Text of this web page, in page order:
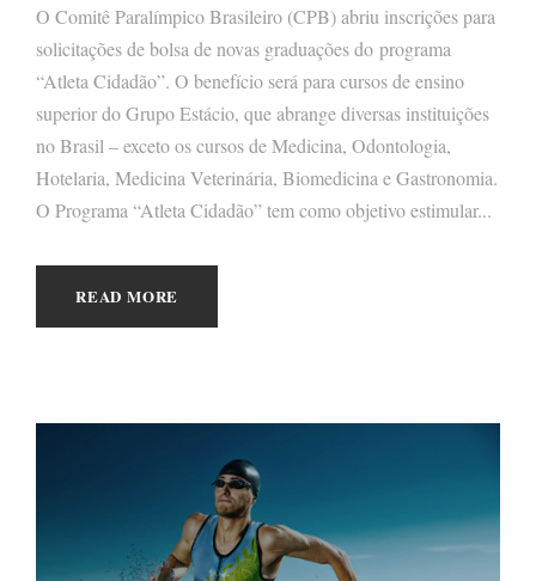
O Comitê Paralímpico Brasileiro (CPB) abriu inscrições para
solicitações de bolsa de novas graduações do programa
“Atleta Cidadão”. O benefício será para cursos de ensino
superior do Grupo Estácio, que abrange diversas instituições
no Brasil – exceto os cursos de Medicina, Odontologia,
Hotelaria, Medicina Veterinária, Biomedicina e Gastronomia.
O Programa “Atleta Cidadão” tem como objetivo estimular...
READ MORE